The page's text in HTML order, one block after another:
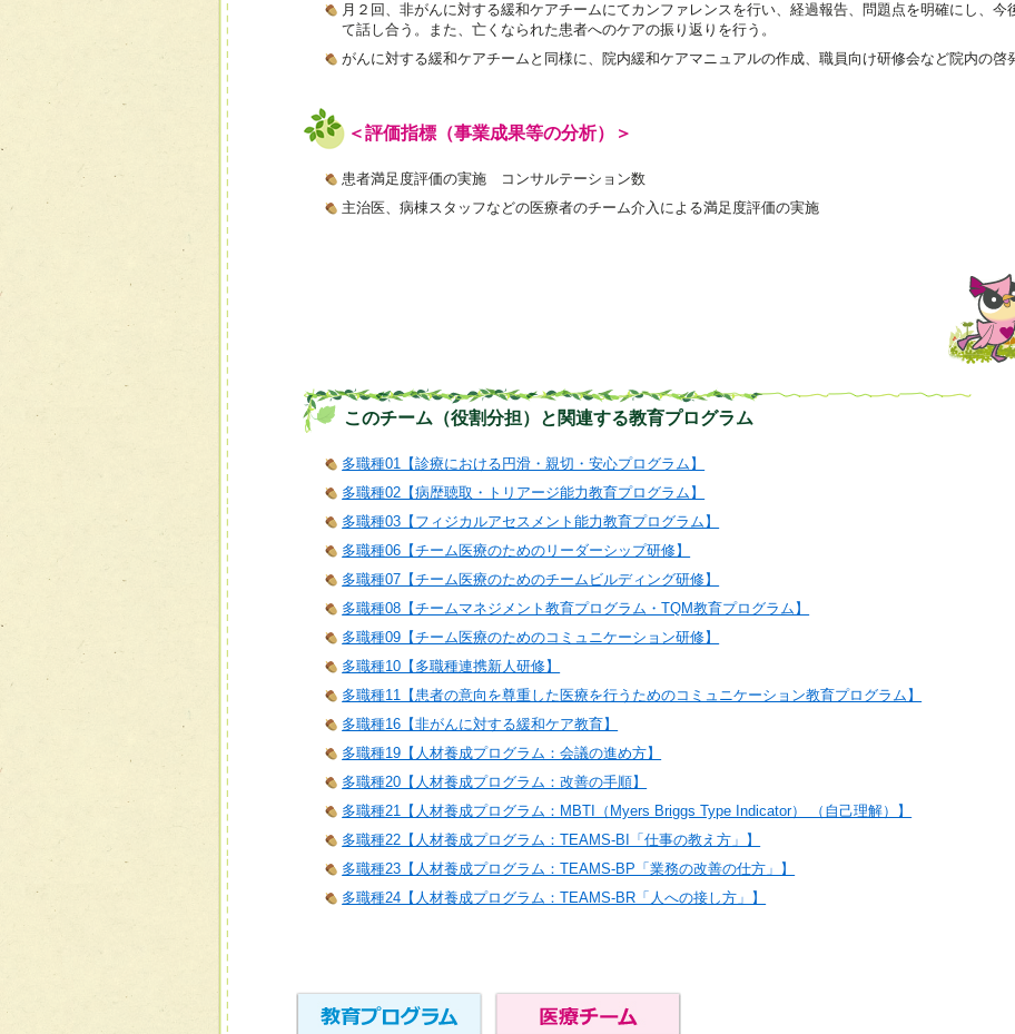
月２回、非がんに対する緩和ケアチームにてカンファレンスを行い、経過報告、問題点を明確にし、今
て話し合う。また、亡くなられた患者へのケアの振り返りを行う。
がんに対する緩和ケアチームと同様に、院内緩和ケアマニュアルの作成、職員向け研修会など院内の啓
＜評価指標（事業成果等の分析）＞
患者満足度評価の実施 コンサルテーション数
主治医、病棟スタッフなどの医療者のチーム介入による満足度評価の実施
このチーム（役割分担）と関連する教育プログラム
多職種01【診療における円滑・親切・安心プログラム】
多職種02【病歴聴取・トリアージ能力教育プログラム】
多職種03【フィジカルアセスメント能力教育プログラム】
多職種06【チーム医療のためのリーダーシップ研修】
多職種07【チーム医療のためのチームビルディング研修】
多職種08【チームマネジメント教育プログラム・TQM教育プログラム】
多職種09【チーム医療のためのコミュニケーション研修】
多職種10【多職種連携新人研修】
多職種11【患者の意向を尊重した医療を行うためのコミュニケーション教育プログラム】
多職種16【非がんに対する緩和ケア教育】
多職種19【人材養成プログラム：会議の進め方】
多職種20【人材養成プログラム：改善の手順】
多職種21【人材養成プログラム：MBTI（Myers Briggs Type Indicator） （自己理解）】
多職種22【人材養成プログラム：TEAMS-BI「仕事の教え方」】
多職種23【人材養成プログラム：TEAMS-BP「業務の改善の仕方」】
多職種24【人材養成プログラム：TEAMS-BR「人への接し方」】